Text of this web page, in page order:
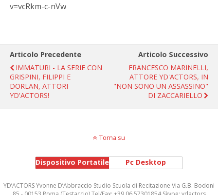
v=vcRkm-c-nVw
Articolo Precedente
IMMATURI - LA SERIE CON
GRISPINI, FILIPPI E
DORLAN, ATTORI
YD'ACTORS!
Articolo Successivo
FRANCESCO MARINELLI,
ATTORE YD'ACTORS, IN
"NON SONO UN ASSASSINO"
DI ZACCARIELLO
Torna su
Dispositivo Portatile Pc Desktop
YD’ACTORS Yvonne D’Abbraccio Studio Scuola di Recitazione Via G.B. Bodoni